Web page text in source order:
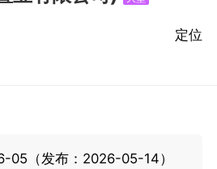
定位
05（发布：2026-05-14）